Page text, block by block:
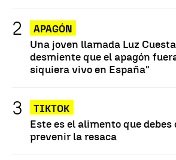
APAGÓN
Una joven llamada Luz
desmiente que el apagón
siquiera vivo en España"
TIKTOK
Este es el alimento que debes
prevenir la resaca